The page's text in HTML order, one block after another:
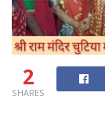
2
SHARES